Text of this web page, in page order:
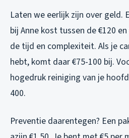
Laten we eerlijk zijn over geld.
bij Anne kost tussen de €120
de tijd en complexiteit. Als je
hebt, komt daar €75-100 bij.
hogedruk reiniging van je
400.
Preventie daarentegen? Een